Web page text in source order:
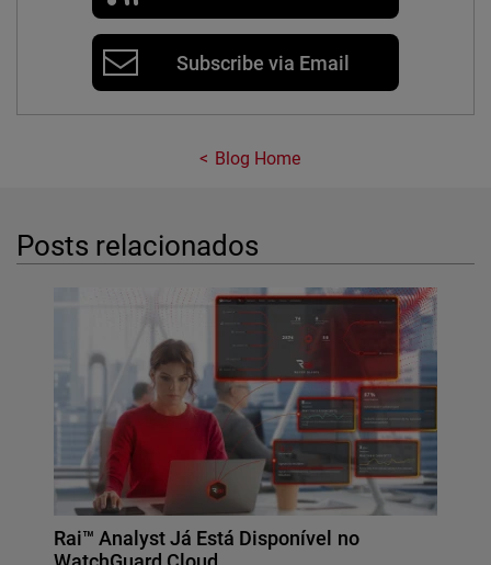
Subscribe via Email
Blog Home
Posts relacionados
Rai™ Analyst Já Está Disponível no